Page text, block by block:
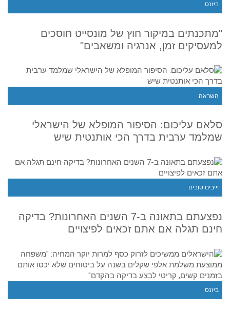
ביזנס
"מתכנתים במיקור חוץ של מונסייט חוסכים
למעסיקים זמן, אנרגיה ומשאבים"
השראה
סלאם עליכום: הסיפור המופלא של הישראלי
שמלמד ערבית בדרך הכי אותנטית שיש
וייבים טובים
נפצעתם בתאונה ב-7 השנים האחרונות? בדיקה
חינם תגלה אם אתם זכאים לפיצויים
ביזנס